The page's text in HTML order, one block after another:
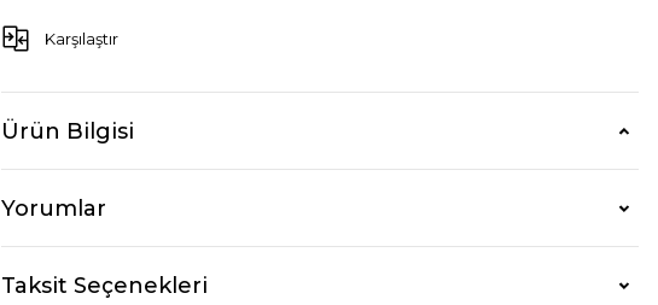
Karşılaştır
Ürün Bilgisi
Yorumlar
Taksit Seçenekleri